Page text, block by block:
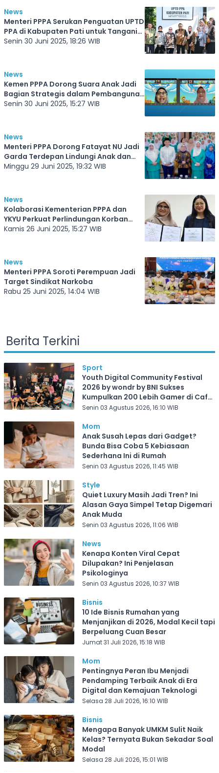
News
Menteri PPPA Serukan Penguatan UPTD
PPA di Kabupaten Pati untuk Tangani
Kasus Kekerasan
Senin 30 Juni 2025, 18:26 WIB
News
Kemen PPPA Dorong Suara Anak Jadi
Bagian Strategis dalam Pembangunan
Nasional
Senin 30 Juni 2025, 15:27 WIB
News
Menteri PPPA Dorong Fatayat NU Jadi
Garda Terdepan Lindungi Anak dan
Perempuan
Minggu 29 Juni 2025, 19:32 WIB
News
Kolaborasi Kementerian PPPA dan
YKYU Perkuat Perlindungan Korban
Perdagangan Orang
Kamis 26 Juni 2025, 15:27 WIB
News
Menteri PPPA Soroti Perempuan Jadi
Target Sindikat Narkoba
Rabu 25 Juni 2025, 14:04 WIB
Berita Terkini
Sport
Youth Digital Community Festival
2026 by wondr by BNI Sukses
Kumpulkan 200 Lebih Gamer di Cafe
Frekuensi Depok
Senin 03 Agustus 2026, 16:10 WIB
Mom
Anak Susah Lepas dari Gadget?
Bunda Bisa Coba 5 Kebiasaan
Sederhana Ini di Rumah
Senin 03 Agustus 2026, 11:45 WIB
Style
Quiet Luxury Masih Jadi Tren? Ini
Alasan Gaya Simpel Tetap Digemari
Anak Muda
Senin 03 Agustus 2026, 11:06 WIB
News
Kenapa Konten Viral Cepat
Dilupakan? Ini Penjelasan
Psikologinya
Senin 03 Agustus 2026, 10:37 WIB
Bisnis
10 Ide Bisnis Rumahan yang
Menjanjikan di 2026, Modal Kecil tapi
Berpeluang Cuan Besar
Jumat 31 Juli 2026, 15:18 WIB
Mom
Pentingnya Peran Ibu Menjadi
Pendamping Terbaik Anak di Era
Digital dan Kemajuan Teknologi
Selasa 28 Juli 2026, 16:10 WIB
Bisnis
Mengapa Banyak UMKM Sulit Naik
Kelas? Ternyata Bukan Sekadar Soal
Modal
Selasa 28 Juli 2026, 15:01 WIB